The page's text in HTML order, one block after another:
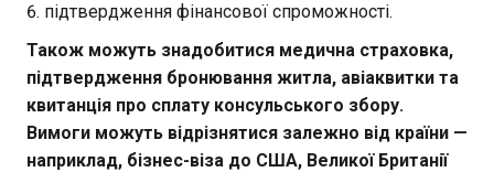
підтвердження фінансової спроможності.
Також можуть знадобитися медична страховка,
підтвердження бронювання житла, авіаквитки та
квитанція про сплату консульського збору.
Вимоги можуть відрізнятися залежно від країни —
наприклад, бізнес-віза до США, Великої Британії